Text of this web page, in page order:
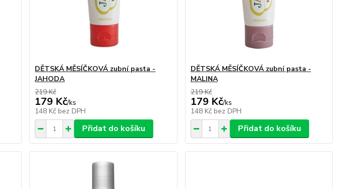
DĚTSKÁ MĚSÍČKOVÁ zubní pasta -
JAHODA
219 Kč
179 Kč/ks
148 Kč bez DPH
Přidat do košíku
DĚTSKÁ MĚSÍČKOVÁ zubní pasta -
MALINA
219 Kč
179 Kč/ks
148 Kč bez DPH
Přidat do košíku